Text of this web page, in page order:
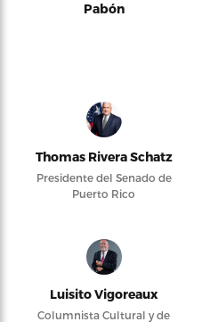
Pabón
Thomas Rivera Schatz
Presidente del Senado de
Puerto Rico
Luisito Vigoreaux
Columnista Cultural y de